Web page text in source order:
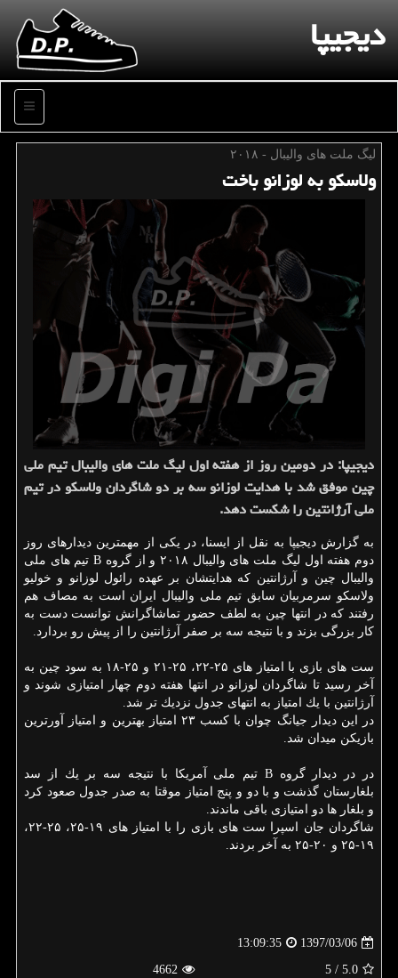
دیجیپا
منو
لیگ ملت های والیبال - ۲۰۱۸
ولاسكو به لوزانو باخت
دیجیپا: در دومین روز از هفته اول لیگ ملت های والیبال تیم ملی
چین موفق شد با هدایت لوزانو سه بر دو شاگردان ولاسكو در تیم
ملی آرژانتین را شكست دهد.
به گزارش دیجیپا به نقل از ایسنا، در یكی از مهمترین دیدارهای روز
دوم هفته اول لیگ ملت های والیبال ۲۰۱۸ و از گروه B تیم های ملی
والیبال چین و آرژانتین كه هدایتشان بر عهده رائول لوزانو و خولیو
ولاسكو سرمربیان سابق تیم ملی والیبال ایران است به مصاف هم
رفتند كه در انتها چین به لطف حضور تماشاگرانش توانست دست به
كار بزرگی بزند و با نتیجه سه بر صفر آرژانتین را از پیش رو بردارد.
ست های بازی با امتیاز های ۲۵-۲۲، ۲۵-۲۱ و ۲۵-۱۸ به سود چین به
آخر رسید تا شاگردان لوزانو در انتها هفته دوم چهار امتیازی شوند و
آرژانتین با یك امتیاز به انتهای جدول نزدیك تر شد.
در این دیدار جیانگ چوان با كسب ۲۳ امتیاز بهترین و امتیاز آورترین
بازیكن میدان شد.
در در دیدار گروه B تیم ملی آمریكا با نتیجه سه بر یك از سد
بلغارستان گذشت و با دو و پنج امتیاز موقتا به صدر جدول صعود كرد
و بلغار ها دو امتیازی باقی ماندند.
شاگردان جان اسپرا ست های بازی را با امتیاز های ۱۹-۲۵، ۲۵-۲۲،
۱۹-۲۵ و ۲۰-۲۵ به آخر بردند.
1397/03/06
13:09:35
5.0
/ 5
4662